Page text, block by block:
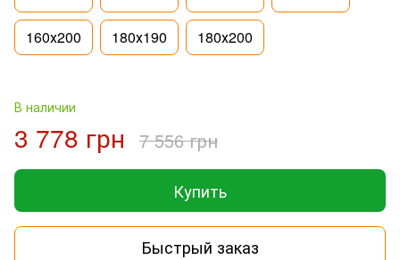
160х200 180х190 180х200
В наличии
3 778 грн 7 556 грн
Купить
Быстрый заказ